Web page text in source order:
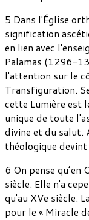
5 Dans l'Église
signification
en lien avec
Palamas (1296-
l'attention sur le
Transfiguration.
cette Lumière est
unique de toute
divine et du salut.
théologique
6 On pense
siècle. Elle n'a
qu'au XVe siècle.
pour le « Miracle